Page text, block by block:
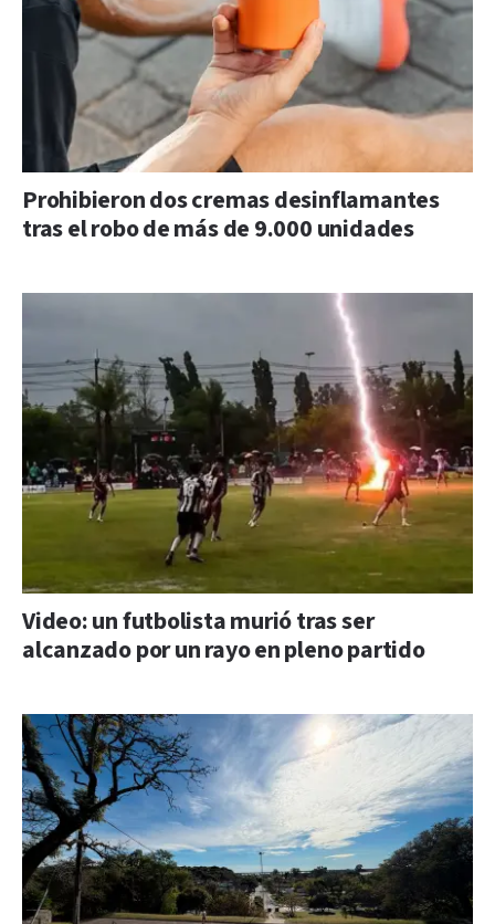
Prohibieron dos cremas desinflamantes
tras el robo de más de 9.000 unidades
Video: un futbolista murió tras ser
alcanzado por un rayo en pleno partido